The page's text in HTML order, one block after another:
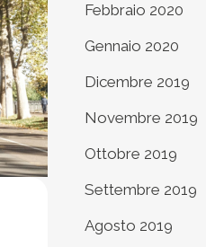
Febbraio 2020
Gennaio 2020
Dicembre 2019
Novembre 2019
Ottobre 2019
Settembre 2019
Agosto 2019